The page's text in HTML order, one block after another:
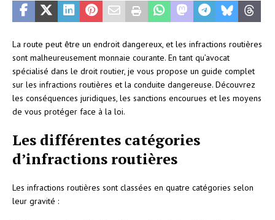
La route peut être un endroit dangereux, et les infractions routières
sont malheureusement monnaie courante. En tant qu’avocat
spécialisé dans le droit routier, je vous propose un guide complet
sur les infractions routières et la conduite dangereuse. Découvrez
les conséquences juridiques, les sanctions encourues et les moyens
de vous protéger face à la loi.
Les différentes catégories
d’infractions routières
Les infractions routières sont classées en quatre catégories selon
leur gravité :